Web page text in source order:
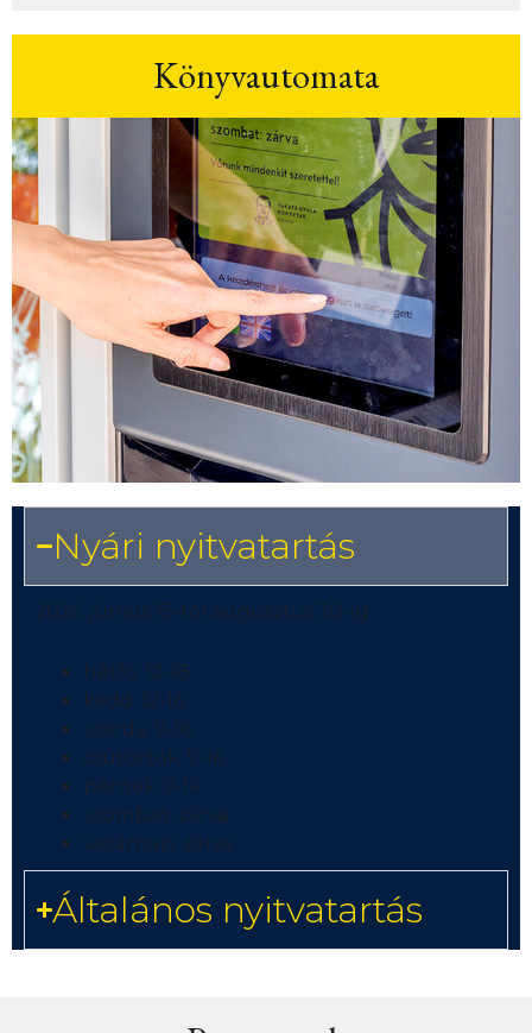
Könyvautomata
Nyári nyitvatartás
2026. június 15-től augusztus 30-ig:
hétfő: 12-18
kedd: 12-16
szerda: 9-16
csütörtök: 9-16
péntek: 9-14
szombat: zárva
vasárnap: zárva
Általános nyitvatartás